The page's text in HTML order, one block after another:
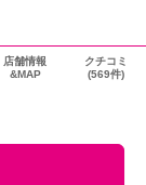
店舗情報
&MAP
クチコミ
(569件)